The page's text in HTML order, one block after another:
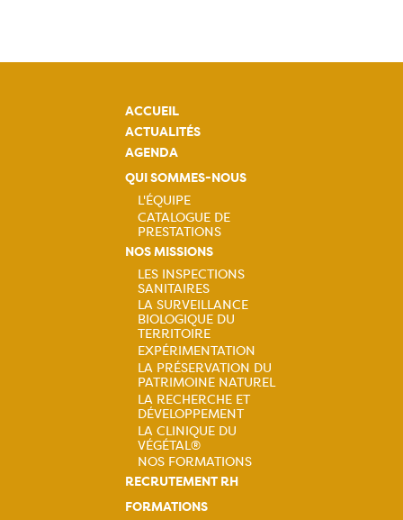
ACCUEIL
ACTUALITÉS
AGENDA
QUI SOMMES-NOUS
Navigation
principale
L'ÉQUIPE
CATALOGUE DE
PRESTATIONS
NOS MISSIONS
Navigation
principale
LES INSPECTIONS
SANITAIRES
LA SURVEILLANCE
BIOLOGIQUE DU
TERRITOIRE
EXPÉRIMENTATION
LA PRÉSERVATION DU
PATRIMOINE NATUREL
LA RECHERCHE ET
DÉVELOPPEMENT
LA CLINIQUE DU
VÉGÉTAL®
NOS FORMATIONS
RECRUTEMENT RH
FORMATIONS